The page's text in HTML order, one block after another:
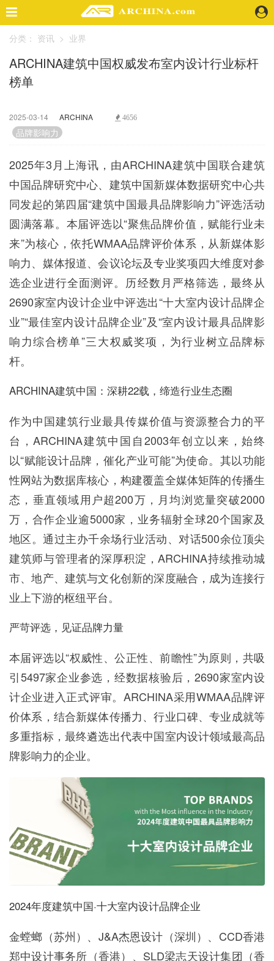
精选案例
建 筑
视 频
业 界
机 构
人 物
地 产
快速搜索
企业招聘
企业会员
关于投稿
广告投放
关于我们
分类： 资讯 > 业界
ARCHINA建筑中国权威发布室内设计行业标杆
榜单
2025-03-14 ARCHINA 4656
品牌影响力
2025年3月上海讯，由ARCHINA建筑中国联合建筑
中国品牌研究中心、建筑中国新媒体数据研究中心共
同发起的第四届“建筑中国最具品牌影响力”评选活动
圆满落幕。本届评选以“聚焦品牌价值，赋能行业未
来”为核心，依托WMAA品牌评价体系，从新媒体影
响力、媒体报道、会议论坛及专业奖项四大维度对参
选企业进行全面测评。历经数月严格筛选，最终从
2690家室内设计企业中评选出“十大室内设计品牌企
业”“最佳室内设计品牌企业”及“室内设计最具品牌影
响力综合榜单”三大权威奖项，为行业树立品牌标
杆。
ARCHINA建筑中国：深耕22载，缔造行业生态圈
作为中国建筑行业最具传媒价值与资源整合力的平
台，ARCHINA建筑中国自2003年创立以来，始终
以“赋能设计品牌，催化产业可能”为使命。其以功能
性网站为数据库核心，构建覆盖全媒体矩阵的传播生
态，垂直领域用户超200万，月均浏览量突破2000
万，合作企业逾5000家，业务辐射全球20个国家及
地区。通过主办千余场行业活动、对话500余位顶尖
建筑师与管理者的深厚积淀，ARCHINA持续推动城
市、地产、建筑与文化创新的深度融合，成为连接行
业上下游的枢纽平台。
严苛评选，见证品牌力量
本届评选以“权威性、公正性、前瞻性”为原则，共吸
引5497家企业参选，经数据核验后，2690家室内设
计企业进入正式评审。ARCHINA采用WMAA品牌评
价体系，结合新媒体传播力、行业口碑、专业成就等
多重指标，最终遴选出代表中国室内设计领域最高品
牌影响力的企业。
2024年度建筑中国·十大室内设计品牌企业
金螳螂（苏州）、J&A杰恩设计（深圳）、CCD香港
郑中设计事务所（香港）、SLD梁志天设计集团（香